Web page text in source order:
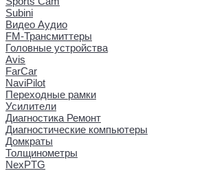
Subini
Видео Аудио
FM-Трансмиттеры
Головные устройства
Avis
FarCar
NaviPilot
Переходные рамки
Усилители
Диагностика Ремонт
Диагностические компьютеры
Домкраты
Толщинометры
NexPTG